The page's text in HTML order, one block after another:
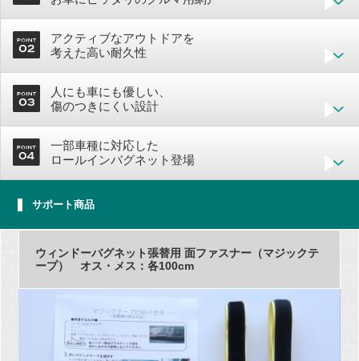
アクティブなアウトドアを
考えた高い耐久性
人にも車にも優しい、
傷のつきにくい設計
一部車種に対応した
ロールインバグネット登場
サポート商品
ウィンドーバグネット張替用 面ファスナー（マジックテ
ープ） オス・メス：各100cm